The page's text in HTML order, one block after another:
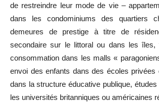
de restreindre leur mode de vie –
dans les condominiums des quartiers
demeures de prestige à titre de
secondaire sur le littoral ou dans les îles,
consommation dans les malls «
envoi des enfants dans des écoles privées
dans la structure éducative publique,
les universités britanniques ou américaines